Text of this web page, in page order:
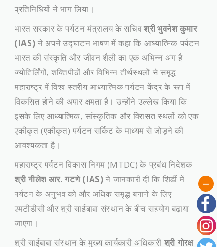
प्रतिनिधियों ने भाग लिया।
​भारत सरकार के पर्यटन मंत्रालय के सचिवश्री भुवनेश कुमार
(IAS) ने अपने उद्घाटन भाषण में कहा कि आध्यात्मिक पर्यटन
भारत की संस्कृति और जीवन शैली का एक अभिन्न अंग है।
ज्योतिर्लिंगों, शक्तिपीठों और विभिन्न तीर्थस्थलों से समृद्ध
महाराष्ट्र में विश्व स्तरीय आध्यात्मिक पर्यटन केंद्र के रूप में
विकसित होने की अपार क्षमता है। उन्होंने उल्लेख किया कि
इसके लिए आध्यात्मिक, सांस्कृतिक और विरासत स्थलों को एक
एकीकृत (एकीकृत) पर्यटन सर्किट के माध्यम से जोड़ने की
आवश्यकता है।
​महाराष्ट्र पर्यटन विकास निगम (MTDC) के प्रबंध निदेशक
श्री नीलेश आर. गटणे (IAS) ने जानकारी दी कि शिर्डी में
पर्यटन के अनुभव को और अधिक समृद्ध बनाने के लिए
एमटीडीसी और श्री साईबाबा संस्थान के बीच सहयोग बढ़ाया
जाएगा।
​श्री साईबाबा संस्थान के मुख्य कार्यकारी अधिकारी श्री गोरक्ष